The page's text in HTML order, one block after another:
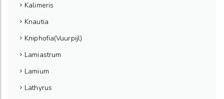
Kalimeris
Knautia
Kniphofia(Vuurpijl)
Lamiastrum
Lamium
Lathyrus